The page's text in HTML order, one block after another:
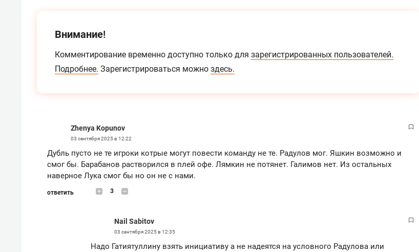
Внимание!
Комментирование временно доступно только для зарегистрированных пользователей.
Подробнее. Зарегистрироваться можно здесь.
Zhenya Kopunov
03 сентября 2025 в 12:22
Дубль пусто не те игроки котрые могут повести команду не те. Радулов мог. Яшкин возможно и
смог бы. Барабанов растворился в плей офе. Лямкин не потянет. Галимов нет. Из остальных
наверное Лука смог бы но он не с нами.
ответить 3
Nail Sabitov
03 сентября 2025 в 12:35
Надо Гатиятуллину взять инициативу а не надеятся на условного Радулова или